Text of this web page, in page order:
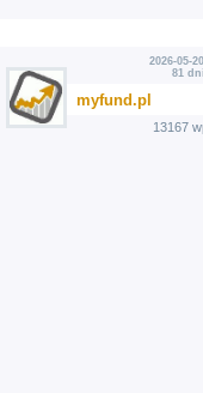
2026-05-
81
myfund.pl
13167